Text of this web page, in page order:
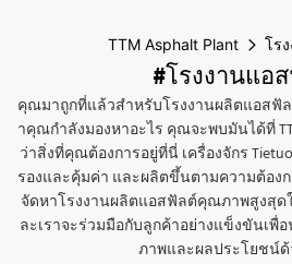
TTM Asphalt Plant โร
#โรงงานแอ
คุณมาถูกที่แล้วสำหรับโรงงานผลิตแอสฟั
าคุณกำลังมองหาอะไร คุณจะพบมันได้ที่
ว่าสิ่งที่คุณต้องการอยู่ที่นี่ เครื่องจักร
รองและคุ้มค่า และผลิตขึ้นตามความต้อง
จัดหาโรงงานผลิตแอสฟัลต์คุณภาพสูงสุด
ละเราจะร่วมมือกับลูกค้าอย่างแข็งขันเ
ภาพและผลประโยชน์